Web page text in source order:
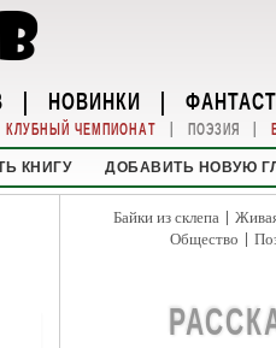
| НОВИНКИ |
КЛУБНЫЙ ЧЕМПИОНАТ | ПОЭЗИЯ |
КНИГУ ДОБАВИТЬ НОВУЮ
Байки из склепа |
Общество |